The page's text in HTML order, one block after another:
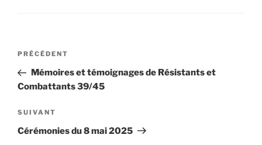
Navigation
l’article
Article
précédent
PRÉCÉDENT
Mémoires et témoignages de Résistants et
Combattants 39/45
Article
suivant
SUIVANT
Cérémonies du 8 mai 2025